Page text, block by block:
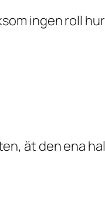
ingen roll
ät den ena